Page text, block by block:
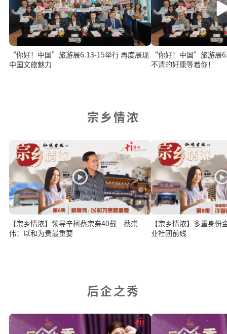
“你好！中国”旅游展6.13-15举行 再度展现
中国文旅魅力
“你好！中国”旅游展
不清的好康等着你！
宗乡情浓
【宗乡情浓】领导辛柯蔡宗亲40载 蔡崇
伟：以和为贵最重要
【宗乡情浓】多重身
业社团前线
后企之秀